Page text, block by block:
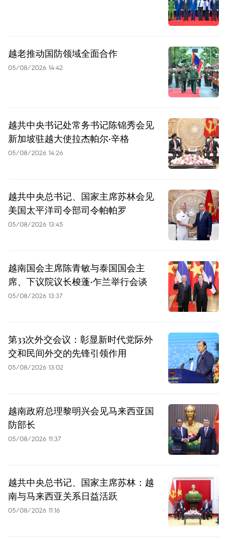
越老推动国防领域全面合作
05/08/2026 14:42
越共中央书记处常务书记陈锦秀会见
新加坡驻越大使拉杰帕尔·辛格
05/08/2026 14:26
越共中央总书记、国家主席苏林会见
美国太平洋司令部司令帕帕罗
05/08/2026 13:45
越南国会主席陈青敏与泰国国会主
席、下议院议长梭蓬·乍兰举行会谈
05/08/2026 13:37
第33次外交会议：彰显新时代党际外
交和民间外交的先锋引领作用
05/08/2026 13:02
越南政府总理黎明兴会见马来西亚国
防部长
05/08/2026 11:37
越共中央总书记、国家主席苏林：越
南与马来西亚关系日益活跃
05/08/2026 11:16